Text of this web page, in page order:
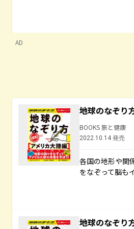
AD
地球のなぞ
BOOKS 旅と健康
2022.10.14 発売
各国の地形や関
をなぞって脳も
地球のなぞ